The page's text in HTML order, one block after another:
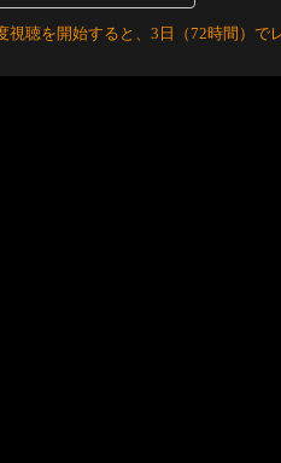
聴を開始すると、3日（72時間）で